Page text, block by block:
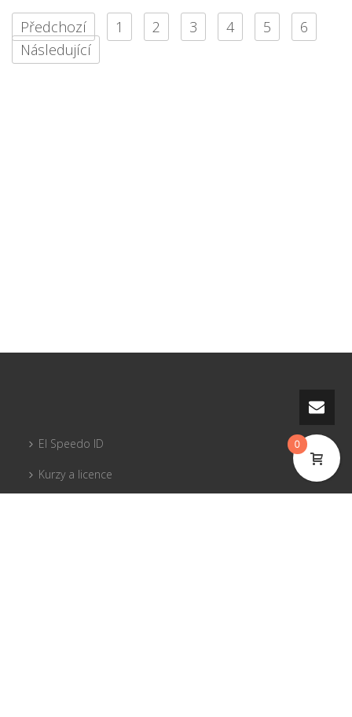
Předchozí 1 2 3 4 5
6
Následující
El Speedo ID
Kurzy a licence
0